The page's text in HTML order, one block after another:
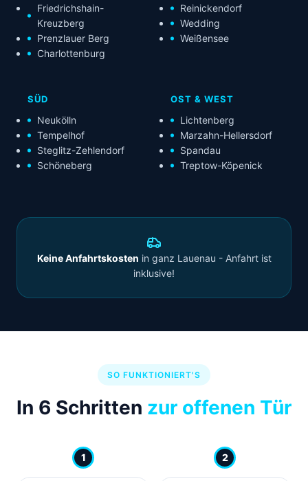
Friedrichshain-
Kreuzberg
Prenzlauer Berg
Charlottenburg
Reinickendorf
Wedding
Weißensee
SÜD
Neukölln
Tempelhof
Steglitz-Zehlendorf
Schöneberg
OST & WEST
Lichtenberg
Marzahn-Hellersdorf
Spandau
Treptow-Köpenick
Keine Anfahrtskosten in ganz Lauenau - Anfahrt ist
inklusive!
SO FUNKTIONIERT'S
In 6 Schritten zur offenen Tür
1 2